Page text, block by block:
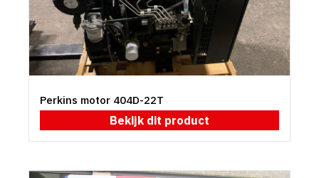
Perkins motor 404D-22T
Bekijk dit product